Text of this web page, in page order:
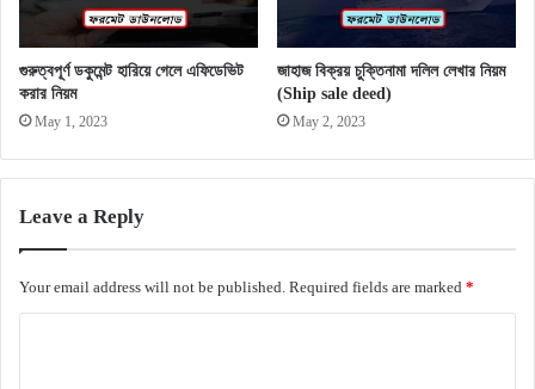
গুরুত্বপূর্ণ ডকুমেন্ট হারিয়ে গেলে এফিডেভিট
করার নিয়ম
May 1, 2023
জাহাজ বিক্রয় চুক্তিনামা দলিল লেখার নিয়ম
(Ship sale deed)
May 2, 2023
Leave a Reply
Your email address will not be published. Required fields are marked *